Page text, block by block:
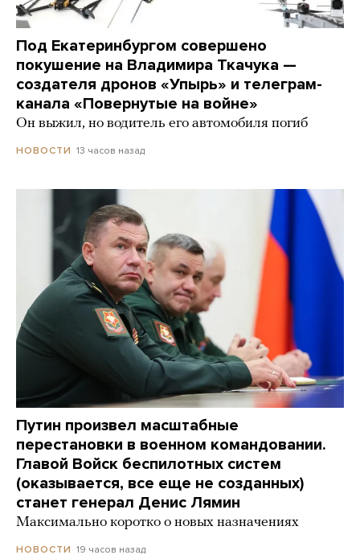
Под Екатеринбургом совершено
покушение на Владимира Ткачука —
создателя дронов «Упырь» и телеграм-
канала «Повернутые на войне»
Он выжил, но водитель его автомобиля погиб
НОВОСТИ 13 часов назад
Путин произвел масштабные
перестановки в военном командовании.
Главой Войск беспилотных систем
(оказывается, все еще не созданных)
станет генерал Денис Лямин
Максимально коротко о новых назначениях
НОВОСТИ 19 часов назад